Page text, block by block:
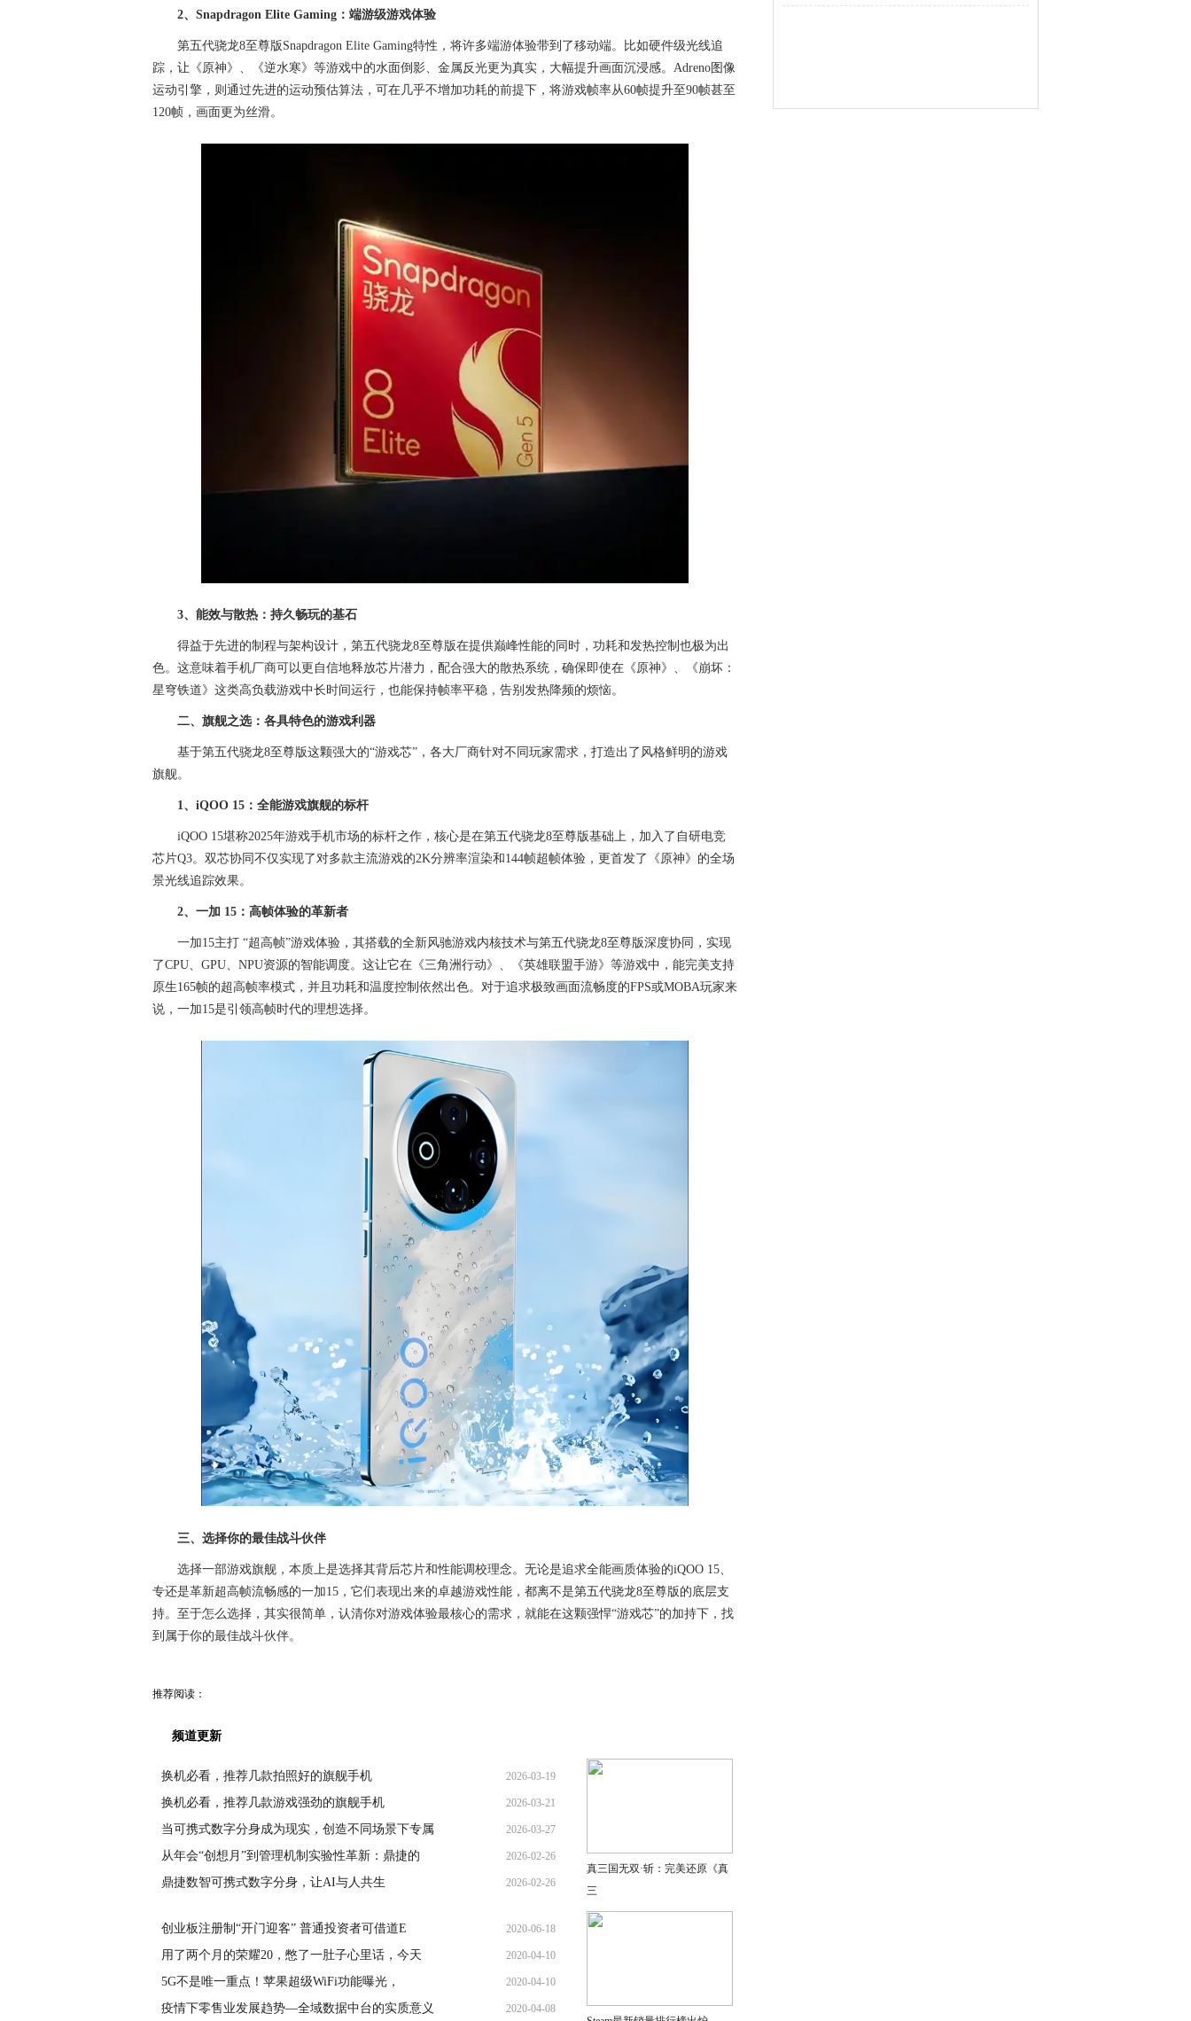
2、Snapdragon Elite Gaming：端游级游戏体验
第五代骁龙8至尊版Snapdragon Elite Gaming特性，将许多端游体验带到了移动端。比如硬件级光线追
踪，让《原神》、《逆水寒》等游戏中的水面倒影、金属反光更为真实，大幅提升画面沉浸感。Adreno图像
运动引擎，则通过先进的运动预估算法，可在几乎不增加功耗的前提下，将游戏帧率从60帧提升至90帧甚至
120帧，画面更为丝滑。
3、能效与散热：持久畅玩的基石
得益于先进的制程与架构设计，第五代骁龙8至尊版在提供巅峰性能的同时，功耗和发热控制也极为出
色。这意味着手机厂商可以更自信地释放芯片潜力，配合强大的散热系统，确保即使在《原神》、《崩坏：
星穹铁道》这类高负载游戏中长时间运行，也能保持帧率平稳，告别发热降频的烦恼。
二、旗舰之选：各具特色的游戏利器
基于第五代骁龙8至尊版这颗强大的“游戏芯”，各大厂商针对不同玩家需求，打造出了风格鲜明的游戏
旗舰。
1、iQOO 15：全能游戏旗舰的标杆
iQOO 15堪称2025年游戏手机市场的标杆之作，核心是在第五代骁龙8至尊版基础上，加入了自研电竞
芯片Q3。双芯协同不仅实现了对多款主流游戏的2K分辨率渲染和144帧超帧体验，更首发了《原神》的全场
景光线追踪效果。
2、一加 15：高帧体验的革新者
一加15主打 “超高帧”游戏体验，其搭载的全新风驰游戏内核技术与第五代骁龙8至尊版深度协同，实现
了CPU、GPU、NPU资源的智能调度。这让它在《三角洲行动》、《英雄联盟手游》等游戏中，能完美支持
原生165帧的超高帧率模式，并且功耗和温度控制依然出色。对于追求极致画面流畅度的FPS或MOBA玩家来
说，一加15是引领高帧时代的理想选择。
三、选择你的最佳战斗伙伴
选择一部游戏旗舰，本质上是选择其背后芯片和性能调校理念。无论是追求全能画质体验的iQOO 15、
专还是革新超高帧流畅感的一加15，它们表现出来的卓越游戏性能，都离不是第五代骁龙8至尊版的底层支
持。至于怎么选择，其实很简单，认清你对游戏体验最核心的需求，就能在这颗强悍“游戏芯”的加持下，找
到属于你的最佳战斗伙伴。
推荐阅读：
频道更新
换机必看，推荐几款拍照好的旗舰手机 2026-03-19
换机必看，推荐几款游戏强劲的旗舰手机 2026-03-21
当可携式数字分身成为现实，创造不同场景下专属 2026-03-27
从年会“创想月”到管理机制实验性革新：鼎捷的 2026-02-26
鼎捷数智可携式数字分身，让AI与人共生 2026-02-26
创业板注册制“开门迎客” 普通投资者可借道E 2020-06-18
用了两个月的荣耀20，憋了一肚子心里话，今天 2020-04-10
5G不是唯一重点！苹果超级WiFi功能曝光， 2020-04-10
疫情下零售业发展趋势—全域数据中台的实质意义 2020-04-08
真三国无双·斩：完美还原《真
三